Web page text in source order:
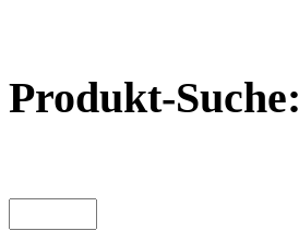
Produkt-Suche: